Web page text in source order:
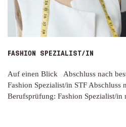
FASHION SPEZIALIST/IN
Auf einen Blick Abschluss nach
Fashion Spezialist/in STF Abschluss
Berufsprüfung: Fashion Spezialist/